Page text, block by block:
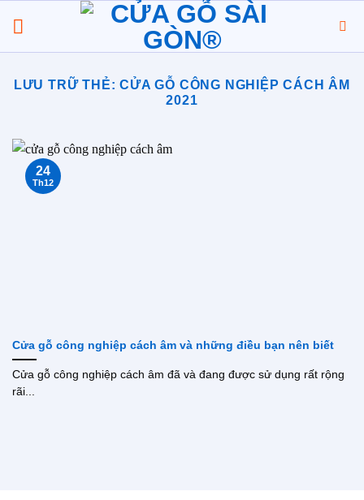
đến
nội
LƯU TRỮ THẺ:CỬA GỖ CÔNG NGHIỆP CÁCH ÂM
2021
Cửa gỗ công nghiệp cách âm và những điều bạn nên biết
Cửa gỗ công nghiệp cách âm đã và đang được sử dụng rất rộng
rãi...
24
Th12